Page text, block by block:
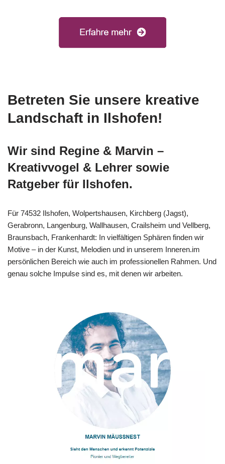
Betreten Sie unsere kreative
Landschaft in Ilshofen!
Wir sind Regine & Marvin –
Kreativvogel & Lehrer sowie
Ratgeber für Ilshofen.
Für 74532 Ilshofen, Wolpertshausen, Kirchberg (Jagst),
Gerabronn, Langenburg, Wallhausen, Crailsheim und Vellberg,
Braunsbach, Frankenhardt: In vielfältigen Sphären finden wir
Motive – in der Kunst, Melodien und in unserem Inneren.im
persönlichen Bereich wie auch im professionellen Rahmen. Und
genau solche Impulse sind es, mit denen wir arbeiten.